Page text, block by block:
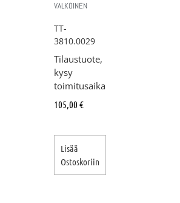
VALKOINEN
TT-
3810.0029
Tilaustuote,
kysy
toimitusaika
105,00 €
Lisää
Ostoskoriin